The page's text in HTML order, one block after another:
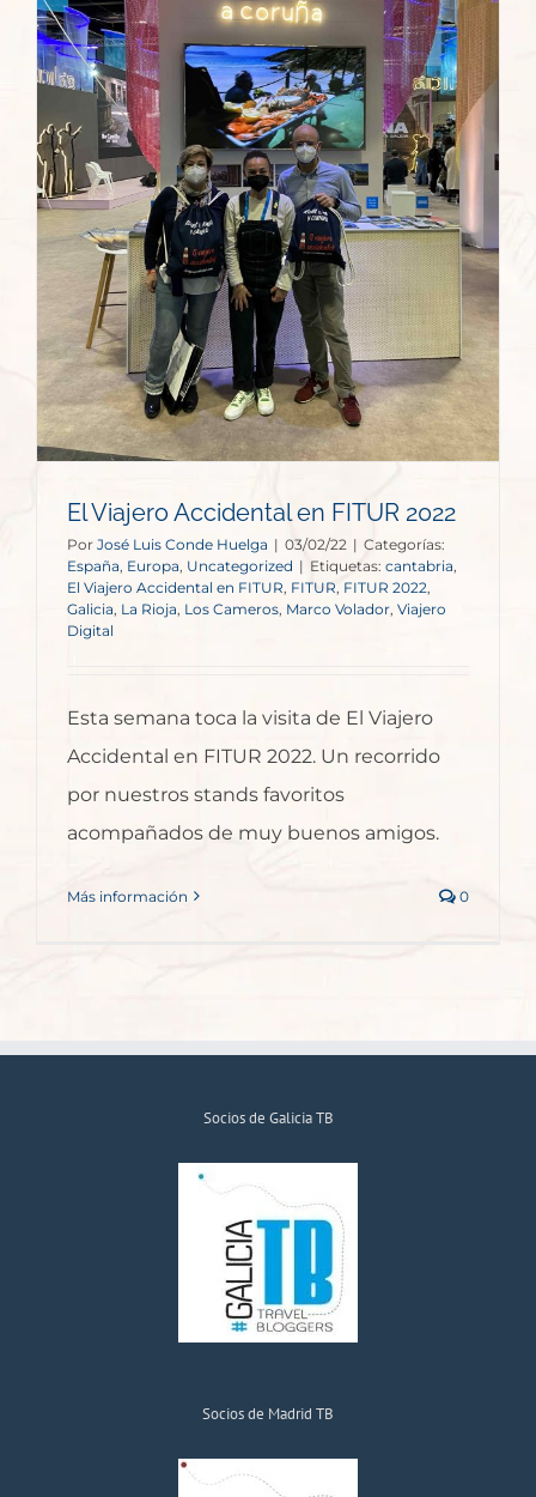
El Viajero Accidental en FITUR 2022
Por José Luis Conde Huelga | 03/02/22 | Categorías:
España, Europa, Uncategorized | Etiquetas: cantabria
El Viajero Accidental en FITUR, FITUR FITUR 2022,
Galicia, La Rioja, Los Cameros, Marco Volador, Viajero
Digital
Esta semana toca la visita de El Viajero
Accidental en FITUR 2022. Un recorrido
por nuestros stands favoritos
acompañados de muy buenos amigos.
Más información 0
Socios de Galicia TB
Socios de Madrid TB